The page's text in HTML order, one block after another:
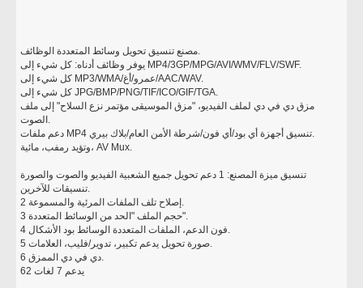
مصنع تنسيق تحويل وسائط المتعددة الوظائف.
يوفر وظائف أدناه: كل شيء إلى MP4/3GP/MPG/AVI/WMV/FLV/SWF.
كل شيء إلى MP3/WMA/عمرو/أغ/AAC/WAV.
كل شيء إلى JPG/BMP/PNG/TIF/ICO/GIF/TGA.
مزق دي في دي لملف الفيديو، "مزق الموسيقى مؤتمر نزع السلاح" إلى ملف
الصوت.
دعم ملفات MP4 تنسيق أجهزة أي بود/أي فون/شرطة الأمن العام/بلاك بيري.
وتؤيد رمفب، مائية، AV Mux.
تنسيق ميزة المصنع: 1 دعم تحويل جميع الشعبية الفيديو والصوت والصورة
تنسيقات للآخرين.
2 إصلاح تلف الملفات المرئية والمسموعة.
3 حجم الملف "الحد من الوسائط المتعددة".
4 فون الدعم، الملفات المتعددة الوسائط بود الأشكال.
5 صورة تحويل يدعم تكبير، تدوير/فليب، العلامات.
6 دي في دي الممزق.
يدعم 7 لغات 62